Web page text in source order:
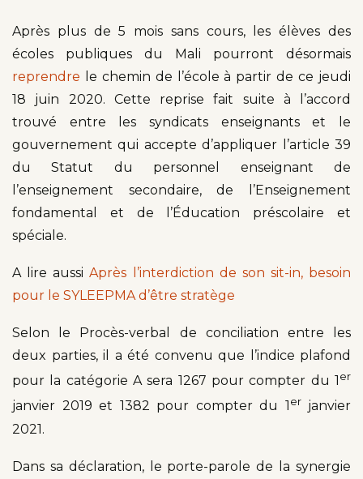
Après plus de 5 mois sans cours, les élèves des
écoles publiques du Mali pourront désormais
reprendre
le chemin de l’école à partir de ce jeudi
18 juin 2020. Cette reprise fait suite à l’accord
trouvé entre les syndicats enseignants et le
gouvernement qui accepte d’appliquer l’article 39
du Statut du personnel enseignant de
l’enseignement secondaire, de l’Enseignement
fondamental et de l’Éducation préscolaire et
spéciale.
A lire aussiAprès l’interdiction de son sit-in, besoin
pour le SYLEEPMA d’être stratège
Selon le Procès-verbal de conciliation entre les
deux parties, il a été convenu que l’indice plafond
pour la catégorie A sera 1267 pour compter du 1 er
janvier 2019 et 1382 pour compter du 1 er janvier
2021.
Dans sa déclaration, le porte-parole de la synergie